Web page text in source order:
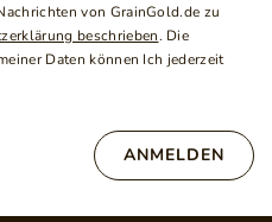
von GrainGold.de zu
beschrieben. Die
Daten können Ich jederzeit
ANMELDEN